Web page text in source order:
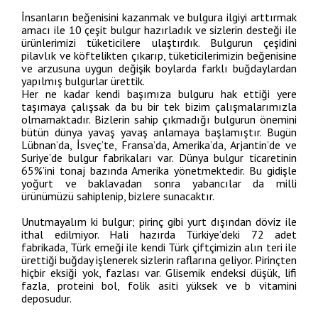
İnsanların beğenisini kazanmak ve bulgura ilgiyi arttırmak
amacı ile 10 çeşit bulgur hazırladık ve sizlerin desteği ile
ürünlerimizi tüketicilere ulaştırdık. Bulgurun çeşidini
pilavlık ve köftelikten çıkarıp, tüketicilerimizin beğenisine
ve arzusuna uygun değişik boylarda farklı buğdaylardan
yapılmış bulgurlar ürettik.
Her ne kadar kendi başımıza bulguru hak ettiği yere
taşımaya çalışsak da bu bir tek bizim çalışmalarımızla
olmamaktadır. Bizlerin sahip çıkmadığı bulgurun önemini
bütün dünya yavaş yavaş anlamaya başlamıştır. Bugün
Lübnan’da, İsveç’te, Fransa’da, Amerika’da, Arjantin’de ve
Suriye’de bulgur fabrikaları var. Dünya bulgur ticaretinin
65%’ini tonaj bazında Amerika yönetmektedir. Bu gidişle
yoğurt ve baklavadan sonra yabancılar da milli
ürünümüzü sahiplenip, bizlere sunacaktır.
Unutmayalım ki bulgur; pirinç gibi yurt dışından döviz ile
ithal edilmiyor. Hali hazırda Türkiye’deki 72 adet
fabrikada, Türk emeği ile kendi Türk çiftçimizin alın teri ile
ürettiği buğday işlenerek sizlerin raflarına geliyor. Pirinçten
hiçbir eksiği yok, fazlası var. Glisemik endeksi düşük, lifi
fazla, proteini bol, folik asiti yüksek ve b vitamini
deposudur.